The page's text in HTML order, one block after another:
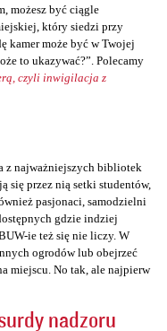
możesz być ciągle
który siedzi przy
kamer może być w Twojej
to ukazywać?”. Polecamy
czyli inwigilacja z
z najważniejszych bibliotek
się przez nią setki studentów,
pasjonaci, samodzielni
gdzie indziej
ie też się nie liczy. W
ogrodów lub obejrzeć
miejscu. No tak, ale najpierw
nadzoru